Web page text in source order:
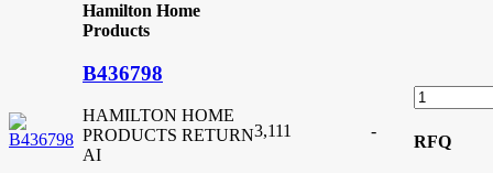
Hamilton Home
Products
B436798
HAMILTON HOME
PRODUCTS RETURN
AI
3,111 -
RFQ